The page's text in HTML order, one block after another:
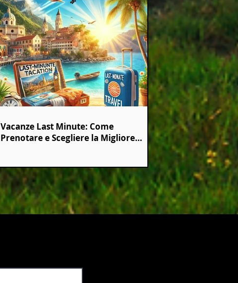
Vacanze Last Minute: Come
Prenotare e Scegliere la Migliore